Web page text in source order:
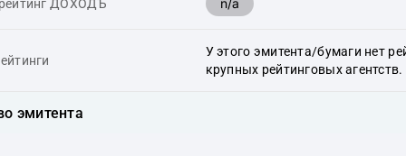
ДОХОДЪ n/a
У этого эмитента/бумаги нет
крупных рейтинговых агентств.
эмитента